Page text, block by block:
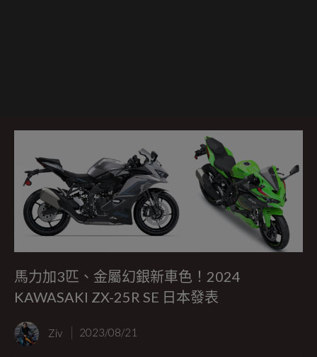
馬力加3匹、金屬幻銀新車色！2024
KAWASAKI ZX-25R SE 日本發表
Ziv 2023/08/21